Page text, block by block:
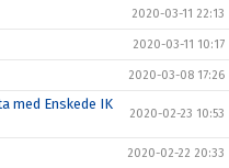
2020-03-11 22:13
2020-03-11 10:17
2020-03-08 17:26
med Enskede IK
2020-02-23 10:53
2020-02-22 20:33